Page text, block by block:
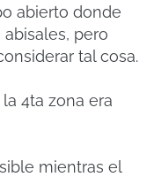
abierto donde
pero
tal cosa.
4ta zona era
mientras el